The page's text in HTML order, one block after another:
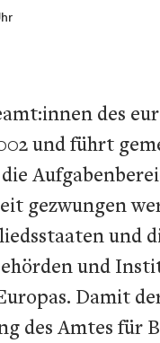
des
und führt
gezwungen
und
und
Damit
des Amtes